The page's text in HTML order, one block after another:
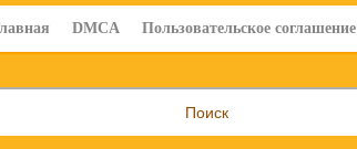
DMCA Пользовательское соглашение